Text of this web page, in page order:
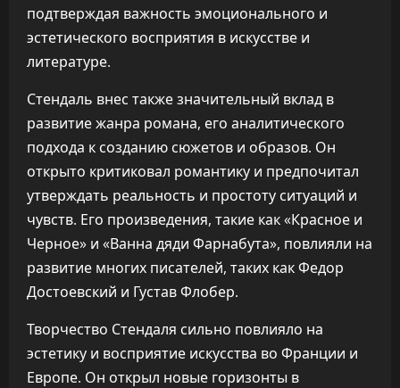
подтверждая важность эмоционального и
эстетического восприятия в искусстве и
литературе.
Стендаль внес также значительный вклад в
развитие жанра романа, его аналитического
подхода к созданию сюжетов и образов. Он
открыто критиковал романтику и предпочитал
утверждать реальность и простоту ситуаций и
чувств. Его произведения, такие как «Красное и
Черное» и «Ванна дяди Фарнабута», повлияли на
развитие многих писателей, таких как Федор
Достоевский и Густав Флобер.
Творчество Стендаля сильно повлияло на
эстетику и восприятие искусства во Франции и
Европе. Он открыл новые горизонты в